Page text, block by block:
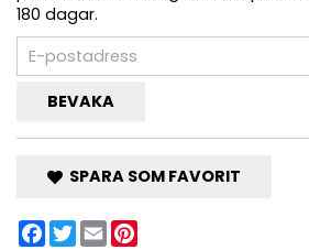
180 dagar.
BEVAKA
SPARA SOM FAVORIT
Facebook
Twitter
Email